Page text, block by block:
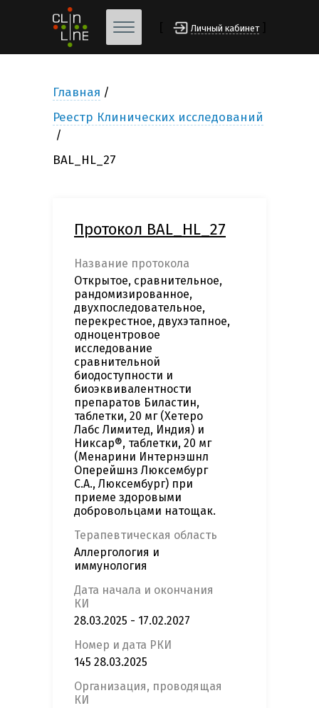
Личный кабинет
Главная
Реестр Клинических исследований
BAL_HL_27
Протокол BAL_HL_27
Название протокола
Открытое, сравнительное,
рандомизированное,
двухпоследовательное,
перекрестное, двухэтапное,
одноцентровое
исследование
сравнительной
биодоступности и
биоэквивалентности
препаратов Биластин,
таблетки, 20 мг (Хетеро
Лабс Лимитед, Индия) и
Никсар®, таблетки, 20 мг
(Менарини Интернэшнл
Оперейшнз Люксембург
С.А., Люксембург) при
приеме здоровыми
добровольцами натощак.
Терапевтическая область
Аллергология и
иммунология
Дата начала и окончания
КИ
28.03.2025 - 17.02.2027
Номер и дата РКИ
145 28.03.2025
Организация, проводящая
КИ